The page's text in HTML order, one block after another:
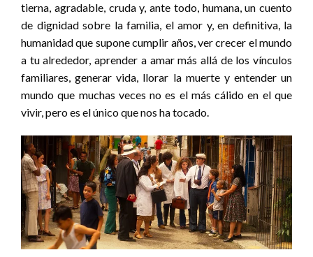
tierna, agradable, cruda y, ante todo, humana, un cuento
de dignidad sobre la familia, el amor y, en definitiva, la
humanidad que supone cumplir años, ver crecer el mundo
a tu alrededor, aprender a amar más allá de los vínculos
familiares, generar vida, llorar la muerte y entender un
mundo que muchas veces no es el más cálido en el que
vivir, pero es el único que nos ha tocado.